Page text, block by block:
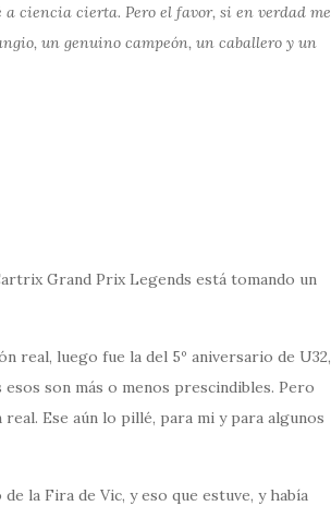
ciencia cierta. Pero el favor, si en verdad me
un genuino campeón, un caballero y un
Grand Prix Legends está tomando un
real, luego fue la del 5º aniversario de U32,
son más o menos prescindibles. Pero
Ese aún lo pillé, para mi y para algunos
la Fira de Vic, y eso que estuve, y había